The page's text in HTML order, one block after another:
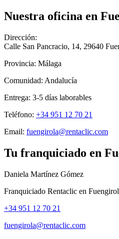
Nuestra oficina en
Dirección:
Calle San Pancracio, 14, 29640
Provincia: Málaga
Comunidad: Andalucía
Entrega: 3-5 días laborables
Teléfono: +34 951 12 70 21
Email: fuengirola@rentaclic.com
Tu franquiciado en
Daniela Martínez Gómez
Franquiciado Rentaclic en
+34 951 12 70 21
fuengirola@rentaclic.com